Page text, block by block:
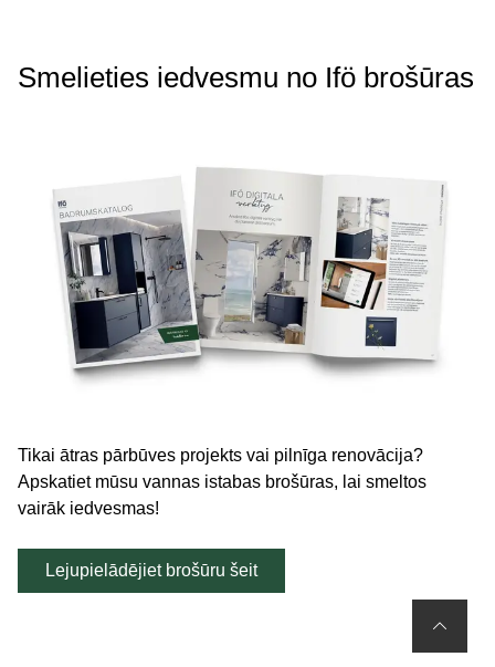
Smelieties iedvesmu no Ifö brošūras
Tikai ātras pārbūves projekts vai pilnīga renovācija?
Apskatiet mūsu vannas istabas brošūras, lai smeltos
vairāk iedvesmas!
Lejupielādējiet brošūru šeit